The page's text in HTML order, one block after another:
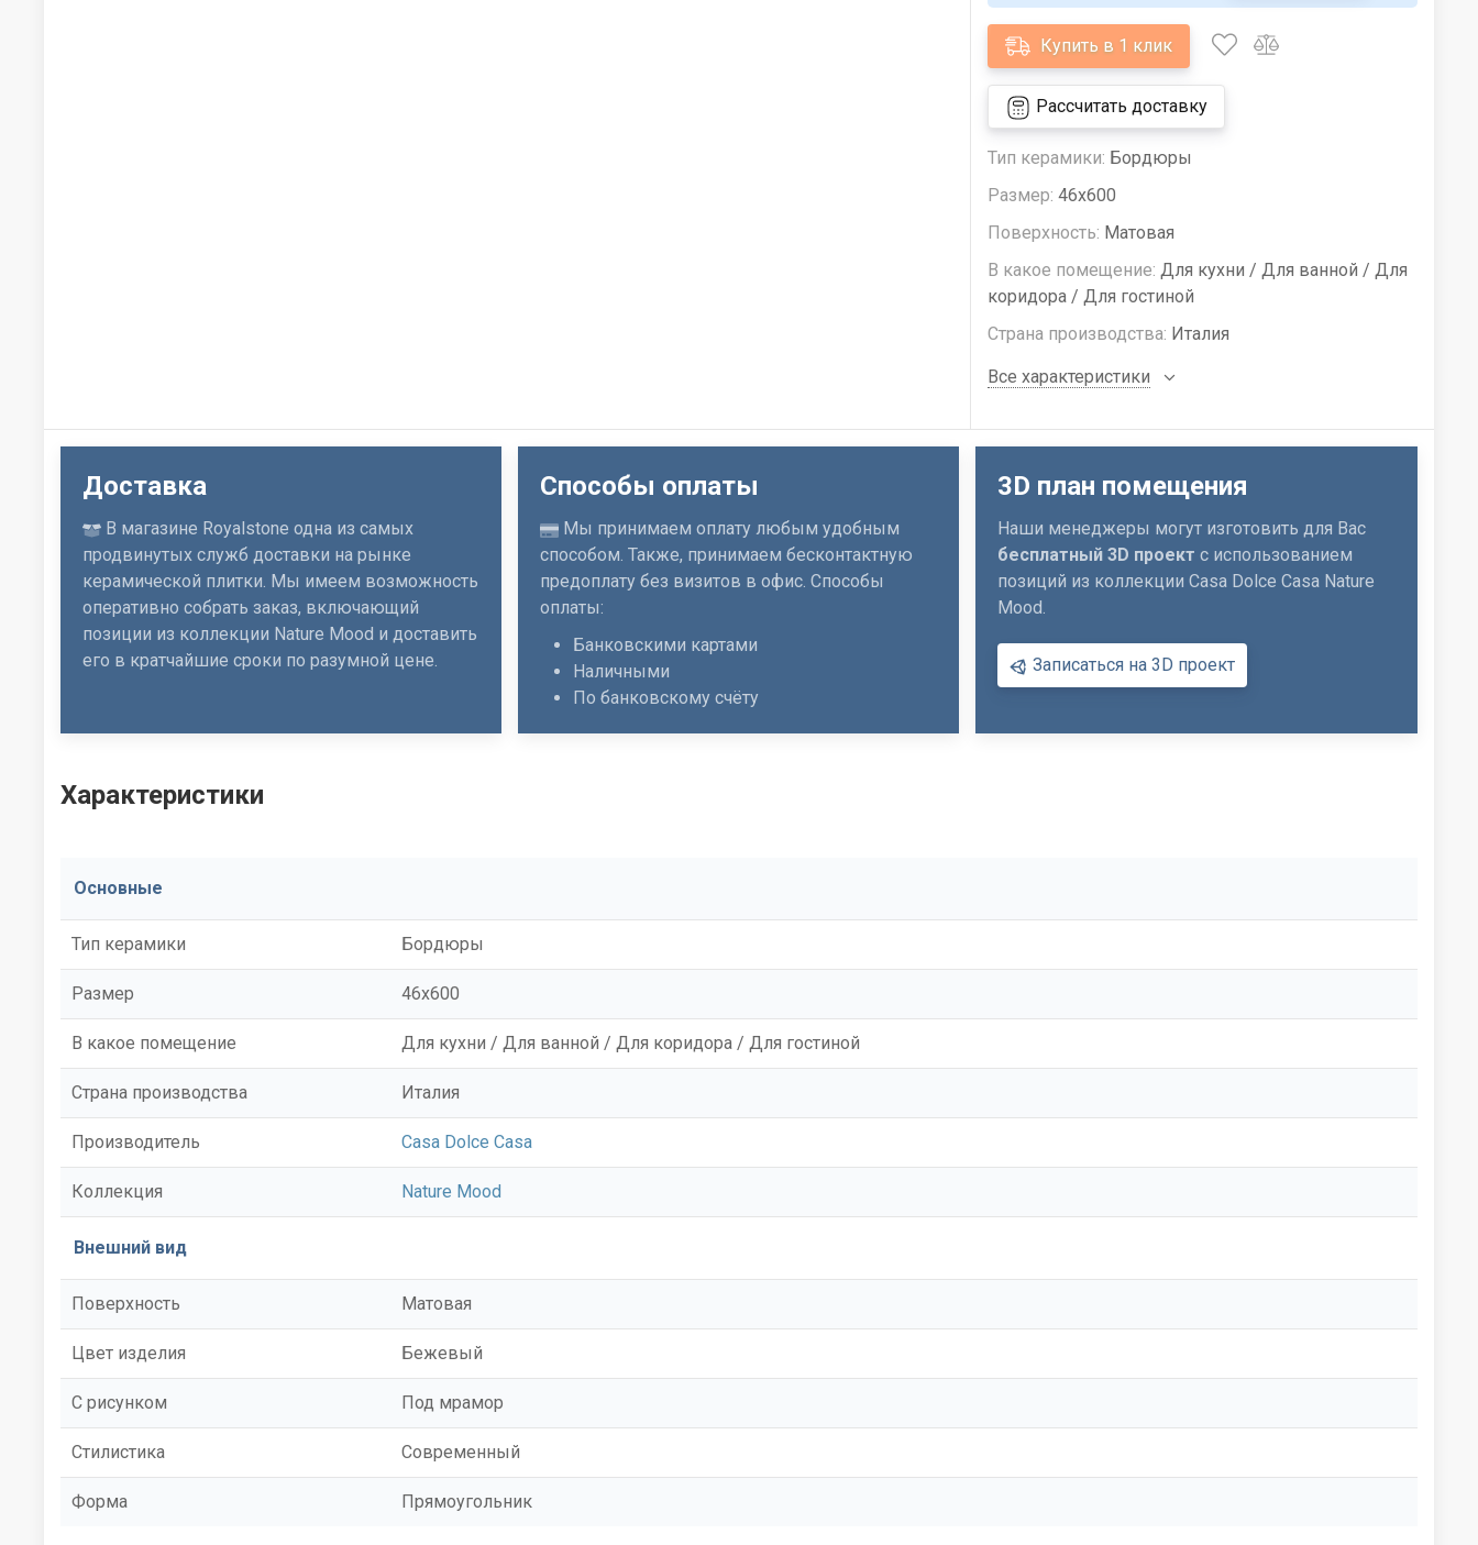
Купить в 1 клик
Рассчитать доставку
Тип керамики: Бордюры
Размер: 46x600
Поверхность: Матовая
В какое помещение: Для кухни / Для ванной / Для
коридора / Для гостиной
Страна производства: Италия
Все характеристики
Доставка
В магазине Royalstone одна из самых
продвинутых служб доставки на рынке
керамической плитки. Мы имеем возможность
оперативно собрать заказ, включающий
позиции из коллекции Nature Mood и доставить
его в кратчайшие сроки по разумной цене.
Способы оплаты
Мы принимаем оплату любым удобным
способом. Также, принимаем бесконтактную
предоплату без визитов в офис. Способы
оплаты:
Банковскими картами
Наличными
По банковскому счёту
3D план помещения
Наши менеджеры могут изготовить для Вас
бесплатный 3D проект с использованием
позиций из коллекции Casa Dolce Casa Nature
Mood.
Записаться на 3D проект
Характеристики
Основные
Тип керамики Бордюры
Размер 46x600
В какое помещение Для кухни / Для ванной / Для коридора / Для гостиной
Страна производства Италия
Производитель Casa Dolce Casa
Коллекция Nature Mood
Внешний вид
Поверхность Матовая
Цвет изделия Бежевый
С рисунком Под мрамор
Стилистика Современный
Форма Прямоугольник